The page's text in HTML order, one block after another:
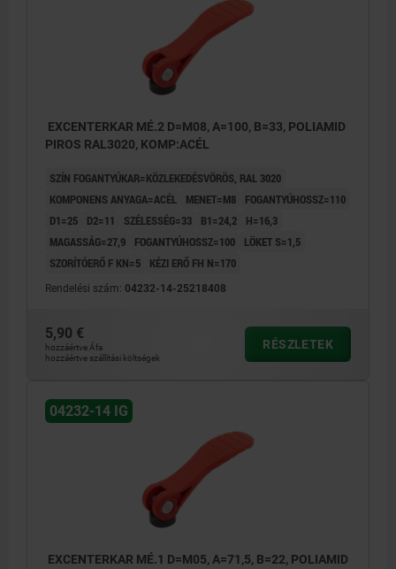
EXCENTERKAR MÉ.2 D=M08, A=100, B=33, POLIAMID
PIROS RAL3020, KOMP:ACÉL
SZÍN FOGANTYÚKAR=KÖZLEKEDÉSVÖRÖS, RAL 3020
KOMPONENS ANYAGA=ACÉL
MENET=M8
FOGANTYÚHOSSZ=110
D1=25
D2=11 SZÉLESSÉG=33 B1=24,2
H=16,3
MAGASSÁG=27,9
FOGANTYÚHOSSZ=100
LÖKET S=1,5
SZORÍTÓERŐ F KN=5
KÉZI ERŐ FH N=170
Rendelési szám: 04232-14-25218408
5,90 €
hozzáértve Áfa
hozzáértve szállítási költségek
RÉSZLETEK
04232-14 IG
EXCENTERKAR MÉ.1 D=M05, A=71,5, B=22, POLIAMID